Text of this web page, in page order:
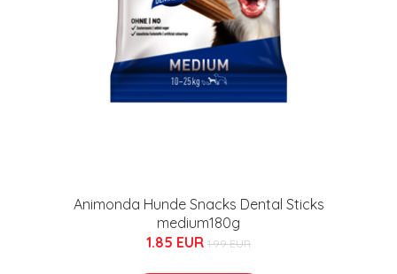
Animonda Hunde Snacks Dental Sticks
medium180g
1.85 EUR 1.99 EUR